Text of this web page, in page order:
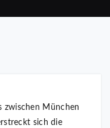
zwischen München
sich die